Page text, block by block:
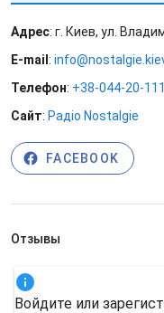
Адрес: г. Киев, ул.
E-mail :
Телефон: +38-044-20-
Сайт: Радіо Nostalgie
FACEBOOK
Отзывы
Войдите или